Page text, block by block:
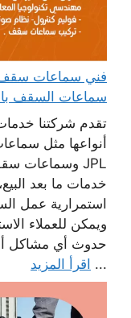
سماعات السقف
تقدم شركتنا
أنواعها مثل
خدمات ما بعد
استمرارية عمل
ويمكن للعملاء
حدوث أي مشاكل
... اقرأ المزيد